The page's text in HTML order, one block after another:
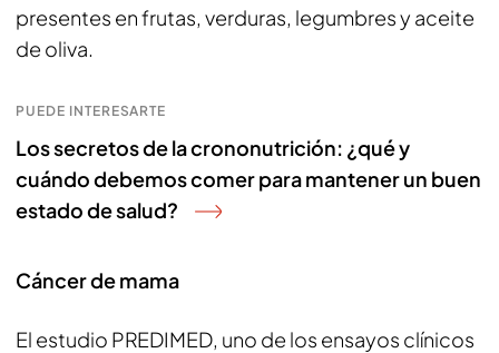
presentes en frutas, verduras, legumbres y aceite
de oliva.
PUEDE INTERESARTE
Los secretos de la crononutrición: ¿qué y
cuándo debemos comer para mantener un buen
estado de salud?
Cáncer de mama
El estudio PREDIMED, uno de los ensayos clínicos